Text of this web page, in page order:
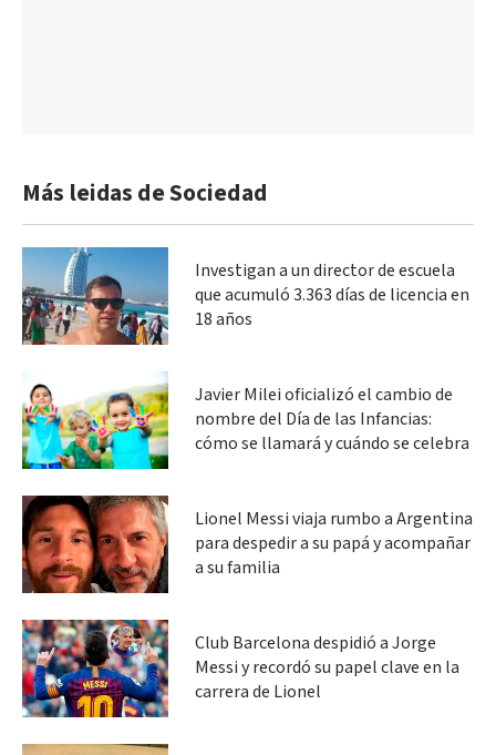
Más leidas de Sociedad
Investigan a un director de escuela
que acumuló 3.363 días de licencia en
18 años
Javier Milei oficializó el cambio de
nombre del Día de las Infancias:
cómo se llamará y cuándo se celebra
Lionel Messi viaja rumbo a Argentina
para despedir a su papá y acompañar
a su familia
Club Barcelona despidió a Jorge
Messi y recordó su papel clave en la
carrera de Lionel